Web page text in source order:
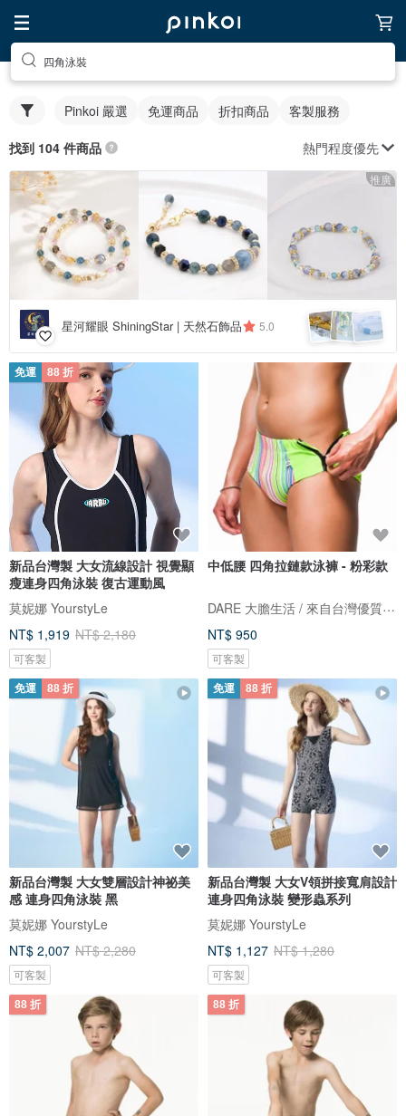
四角泳裝
Pinkoi 嚴選 免運商品 折扣商品 客製服務
找到 104 件商品 熱門程度優先
推廣
星河耀眼 ShiningStar | 天然石飾品 5.0
免運 88 折
新品台灣製 大女流線設計 視覺顯
瘦連身四角泳裝 復古運動風
莫妮娜 YourstyLe
NT$ 1,919 NT$ 2,180
可客製
中低腰 四角拉鏈款泳褲 - 粉彩款
DARE 大膽生活 / 來自台灣優質男性內著
NT$ 950
可客製
免運 88 折
新品台灣製 大女雙層設計神祕美
感 連身四角泳裝 黑
莫妮娜 YourstyLe
NT$ 2,007 NT$ 2,280
可客製
免運 88 折
新品台灣製 大女V領拼接寬肩設計
連身四角泳裝 變形蟲系列
莫妮娜 YourstyLe
NT$ 1,127 NT$ 1,280
可客製
88 折 88 折